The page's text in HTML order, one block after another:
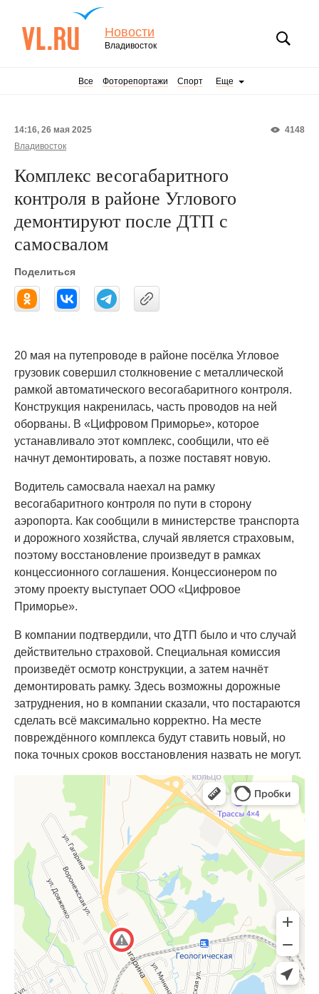
Новости
Владивосток
Все Фоторепортажи Спорт Еще
4148
14:16, 26 мая 2025
Владивосток
Комплекс весогабаритного
контроля в районе Углового
демонтируют после ДТП с
самосвалом
Поделиться
20 мая на путепроводе в районе посёлка Угловое
грузовик совершил столкновение с металлической
рамкой автоматического весогабаритного контроля.
Конструкция накренилась, часть проводов на ней
оборваны. В «Цифровом Приморье», которое
устанавливало этот комплекс, сообщили, что её
начнут демонтировать, а позже поставят новую.
Водитель самосвала наехал на рамку
весогабаритного контроля по пути в сторону
аэропорта. Как сообщили в министерстве транспорта
и дорожного хозяйства, случай является страховым,
поэтому восстановление произведут в рамках
концессионного соглашения. Концессионером по
этому проекту выступает ООО «Цифровое
Приморье».
В компании подтвердили, что ДТП было и что случай
действительно страховой. Специальная комиссия
произведёт осмотр конструкции, а затем начнёт
демонтировать рамку. Здесь возможны дорожные
затруднения, но в компании сказали, что постараются
сделать всё максимально корректно. На месте
повреждённого комплекса будут ставить новый, но
пока точных сроков восстановления назвать не могут.